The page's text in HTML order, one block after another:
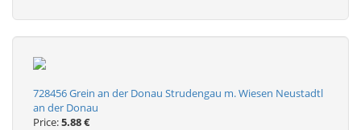
728456 Grein an der Donau Strudengau m. Wiesen Neustadtl
an der Donau
Price:5.88 €